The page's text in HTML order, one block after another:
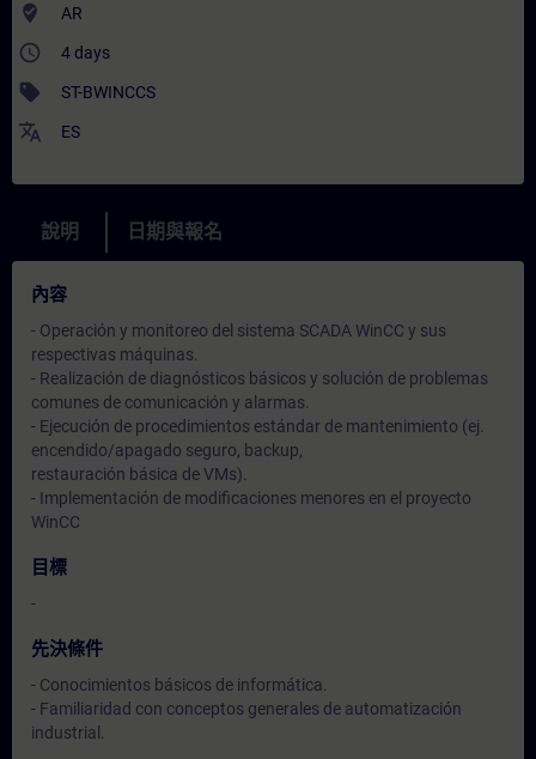
where_to_vote AR
access_time 4 days
sell ST-BWINCCS
translate ES
說明 日期與報名
內容
- Operación y monitoreo del sistema SCADA WinCC y sus
respectivas máquinas.
- Realización de diagnósticos básicos y solución de problemas
comunes de comunicación y alarmas.
- Ejecución de procedimientos estándar de mantenimiento (ej.
encendido/apagado seguro, backup,
restauración básica de VMs).
- Implementación de modificaciones menores en el proyecto
WinCC
目標
-
先決條件
- Conocimientos básicos de informática.
- Familiaridad con conceptos generales de automatización
industrial.